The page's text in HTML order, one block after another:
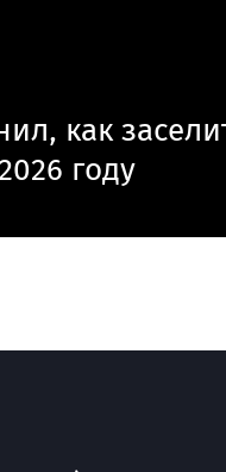
как
году